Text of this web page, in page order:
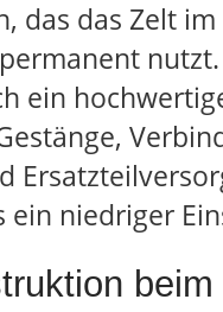
das das Zelt
ein
ein niedriger